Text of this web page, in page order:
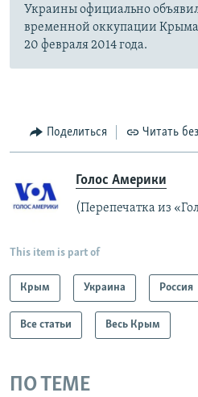
Украины официально
временной оккупации Крыма
20 февраля 2014 года.
Поделиться Читать
Голос Америки
(Перепечатка из
This item is part of
Крым Украина Россия
Все статьи Весь Крым
ПО ТЕМЕ